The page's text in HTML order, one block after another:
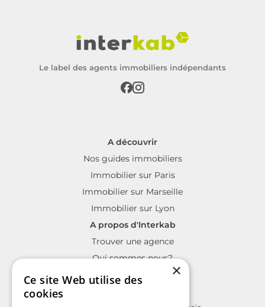
Le label des agents immobiliers indépendants
A découvrir
Nos guides immobiliers
Immobilier sur Paris
Immobilier sur Marseille
Immobilier sur Lyon
A propos d'Interkab
Trouver une agence
Qui sommes nous?
La charte Interkab
×
Ce site Web utilise des
cookies